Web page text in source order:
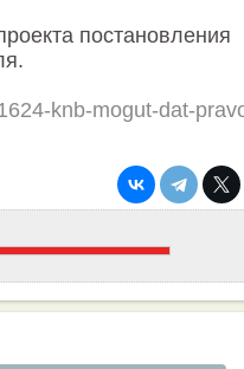
постановления
knb-mogut-dat-